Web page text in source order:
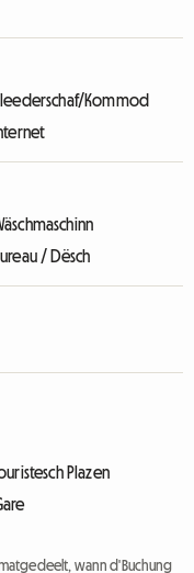
Kommod
/ Dësch
Plazen
wann d'Buchung